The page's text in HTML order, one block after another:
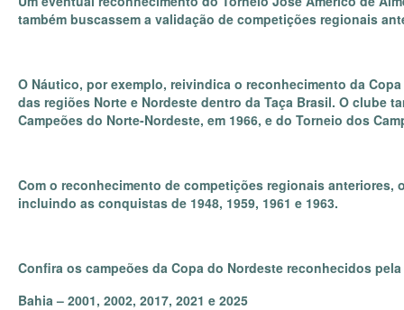
também buscassem a validação de competições regionais
O Náutico, por exemplo, reivindica o reconhecimento da
das regiões Norte e Nordeste dentro da Taça Brasil. O clube
Campeões do Norte-Nordeste, em 1966, e do Torneio dos
Com o reconhecimento de competições regionais
incluindo as conquistas de 1948, 1959, 1961 e 1963.
Confira os campeões da Copa do Nordeste reconhecidos pela
Bahia – 2001, 2002, 2017, 2021 e 2025